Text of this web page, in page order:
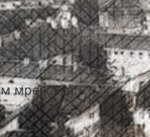
мрежама: